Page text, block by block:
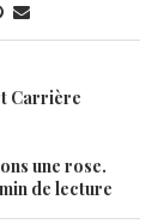
Carrière
une rose.
de lecture